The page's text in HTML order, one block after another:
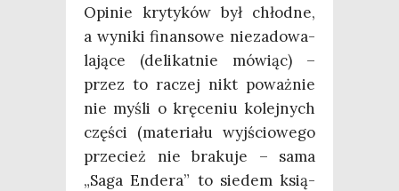
Opi­nie kry­ty­ków był chłod­ne,
a wyni­ki finan­so­we nie­za­do­wa­
la­ją­ce (deli­kat­nie mówiąc) –
przez to raczej nikt poważ­nie
nie myśli o krę­ce­niu kolej­nych
czę­ści (mate­ria­łu wyj­ścio­we­go
prze­cież nie bra­ku­je – sama
„Saga Ende­ra” to sie­dem ksią­